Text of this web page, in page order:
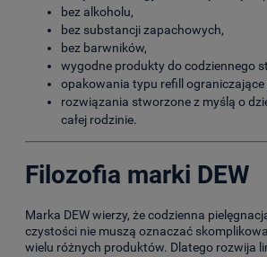
bez alkoholu,
bez substancji zapachowych,
bez barwników,
wygodne produkty do codziennego
opakowania typu refill ograniczające
rozwiązania stworzone z myślą o
całej rodzinie.
Filozofia marki DEW
Marka DEW wierzy, że codzienna
czystości nie muszą oznaczać
wielu różnych produktów. Dlatego rozwija